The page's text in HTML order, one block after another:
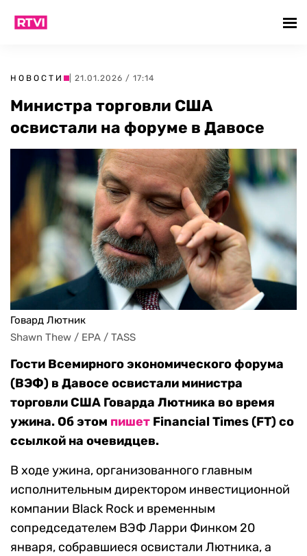
НОВОСТИ | 21.01.2026 / 17:14
Министра торговли США
освистали на форуме в Давосе
Говард Лютник
Shawn Thew / EPA / TASS
Гости Всемирного экономического форума
(ВЭФ) в Давосе освистали министра
торговли США Говарда Лютника во время
ужина. Об этом пишет Financial Times (FT) со
ссылкой на очевидцев.
В ходе ужина, организованного главным
исполнительным директором инвестиционной
компании Black Rock и временным
сопредседателем ВЭФ Ларри Финком 20
января, собравшиеся освистали Лютника, а